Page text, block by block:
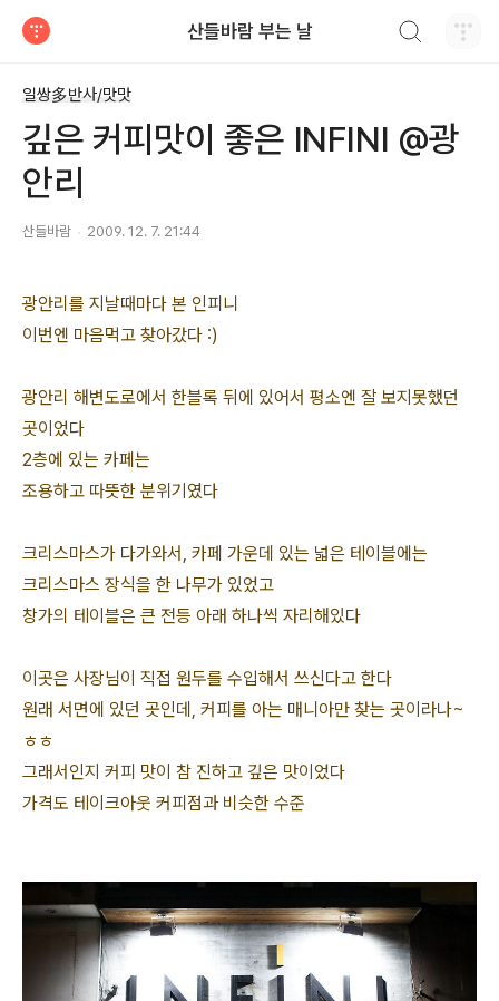
산들바람 부는 날
일쌍多반사/맛맛
깊은 커피맛이 좋은 INFINI @광
안리
산들바람 2009. 12. 7. 21:44
광안리를 지날때마다 본 인피니
이번엔 마음먹고 찾아갔다 :)
광안리 해변도로에서 한블록 뒤에 있어서 평소엔 잘 보지못했던
곳이었다
2층에 있는 카페는
조용하고 따뜻한 분위기였다
크리스마스가 다가와서, 카페 가운데 있는 넓은 테이블에는
크리스마스 장식을 한 나무가 있었고
창가의 테이블은 큰 전등 아래 하나씩 자리해있다
이곳은 사장님이 직접 원두를 수입해서 쓰신다고 한다
원래 서면에 있던 곳인데, 커피를 아는 매니아만 찾는 곳이라나~
ㅎㅎ
그래서인지 커피 맛이 참 진하고 깊은 맛이었다
가격도 테이크아웃 커피점과 비슷한 수준